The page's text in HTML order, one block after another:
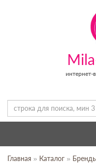
интернет-
Главная » Каталог »